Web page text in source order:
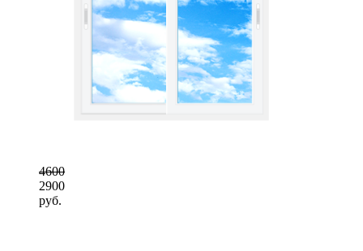
4600
2900
руб.